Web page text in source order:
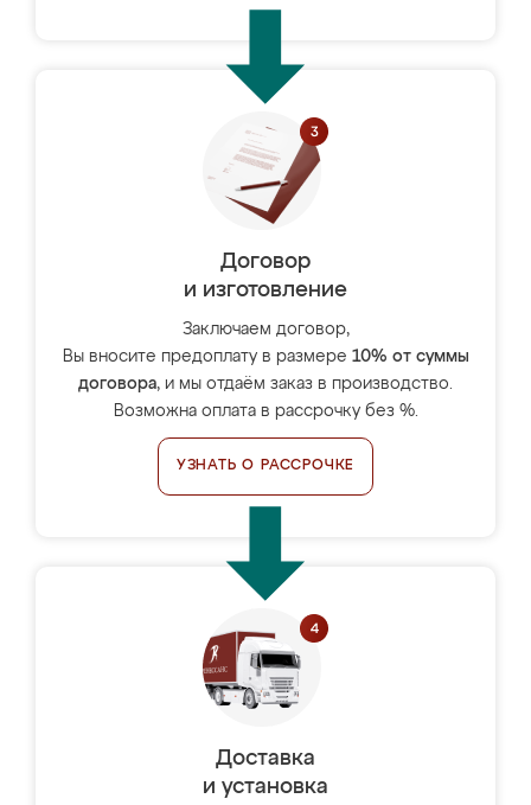
Договор
и изготовление
Заключаем договор,
Вы вносите предоплату в размере 10% от суммы
договора, и мы отдаём заказ в производство.
Возможна оплата в рассрочку без %.
УЗНАТЬ О РАССРОЧКЕ
Доставка
и установка